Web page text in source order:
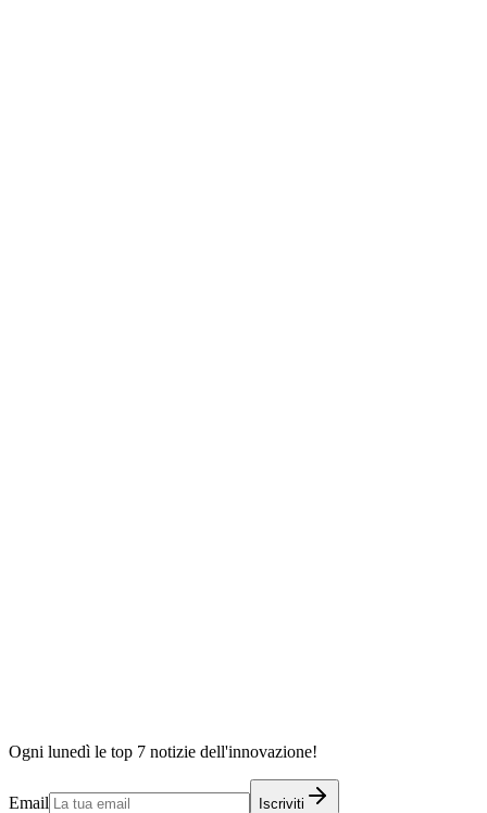
Ogni lunedì le top 7 notizie dell'innovazione!
Email Iscriviti